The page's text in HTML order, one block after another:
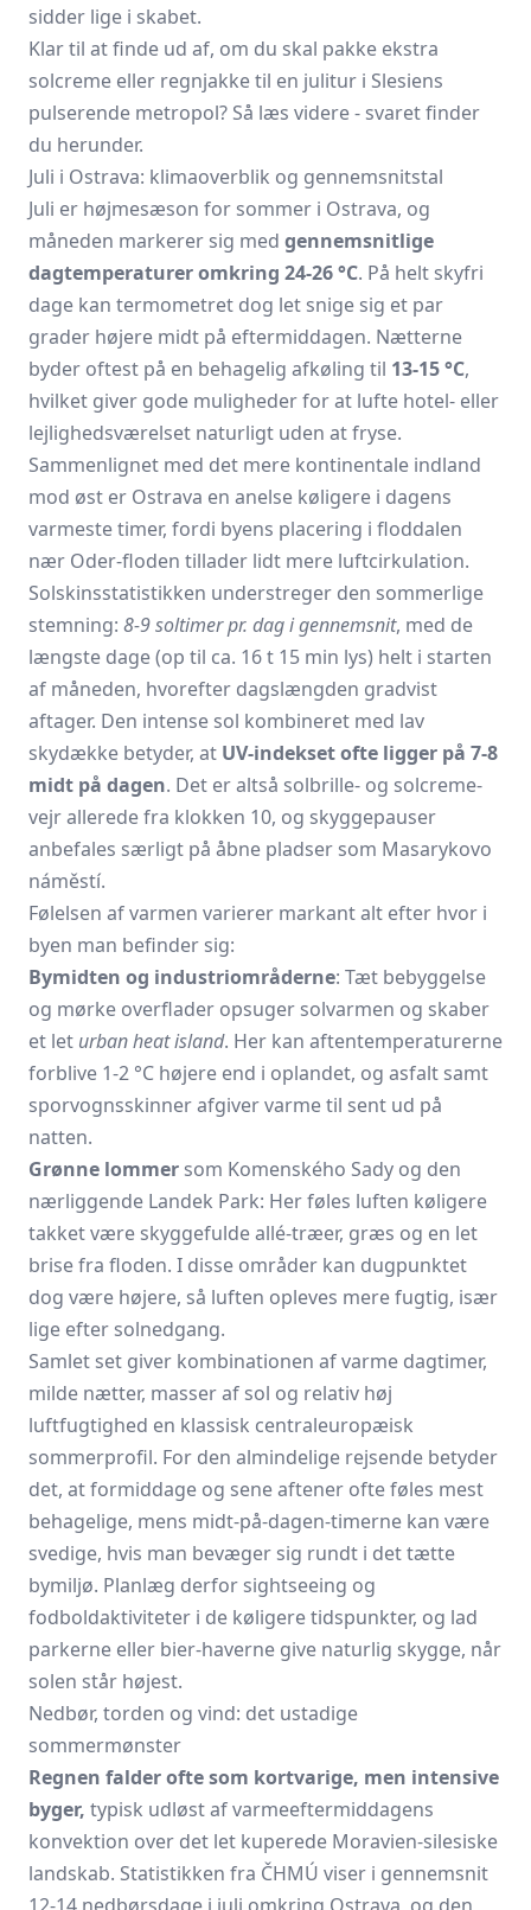
sidder lige i skabet.
Klar til at finde ud af, om du skal pakke ekstra
solcreme eller regnjakke til en julitur i Slesiens
pulserende metropol? Så læs videre - svaret finder
du herunder.
Juli i Ostrava: klimaoverblik og gennemsnitstal
Juli er højmesæson for sommer i Ostrava, og
måneden markerer sig med gennemsnitlige
dagtemperaturer omkring 24-26 °C. På helt skyfri
dage kan termometret dog let snige sig et par
grader højere midt på eftermiddagen. Nætterne
byder oftest på en behagelig afkøling til 13-15 °C,
hvilket giver gode muligheder for at lufte hotel- eller
lejlighedsværelset naturligt uden at fryse.
Sammenlignet med det mere kontinentale indland
mod øst er Ostrava en anelse køligere i dagens
varmeste timer, fordi byens placering i floddalen
nær Oder-floden tillader lidt mere luftcirkulation.
Solskinsstatistikken understreger den sommerlige
stemning: 8-9 soltimer pr. dag i gennemsnit, med de
længste dage (op til ca. 16 t 15 min lys) helt i starten
af måneden, hvorefter dagslængden gradvist
aftager. Den intense sol kombineret med lav
skydække betyder, at UV-indekset ofte ligger på 7-8
midt på dagen. Det er altså solbrille- og solcreme-
vejr allerede fra klokken 10, og skyggepauser
anbefales særligt på åbne pladser som Masarykovo
náměstí.
Følelsen af varmen varierer markant alt efter hvor i
byen man befinder sig:
Bymidten og industriområderne: Tæt bebyggelse
og mørke overflader opsuger solvarmen og skaber
et let urban heat island. Her kan aftentemperaturerne
forblive 1-2 °C højere end i oplandet, og asfalt samt
sporvognsskinner afgiver varme til sent ud på
natten.
Grønne lommer som Komenského Sady og den
nærliggende Landek Park: Her føles luften køligere
takket være skyggefulde allé-træer, græs og en let
brise fra floden. I disse områder kan dugpunktet
dog være højere, så luften opleves mere fugtig, især
lige efter solnedgang.
Samlet set giver kombinationen af varme dagtimer,
milde nætter, masser af sol og relativ høj
luftfugtighed en klassisk central­europæisk
sommerprofil. For den almindelige rejsende betyder
det, at formiddage og sene aftener ofte føles mest
behagelige, mens midt-på-dagen-timerne kan være
svedige, hvis man bevæger sig rundt i det tætte
bymiljø. Planlæg derfor sightseeing og
fodboldaktiviteter i de køligere tidspunkter, og lad
parkerne eller bier-haverne give naturlig skygge, når
solen står højest.
Nedbør, torden og vind: det ustadige
sommermønster
Regnen falder ofte som kortvarige, men intensive
byger, typisk udløst af varmeeftermiddagens
konvektion over det let kuperede Moravien-silesiske
landskab. Statistikken fra ČHMÚ viser i gennemsnit
12-14 nedbørsdage i juli omkring Ostrava, og den